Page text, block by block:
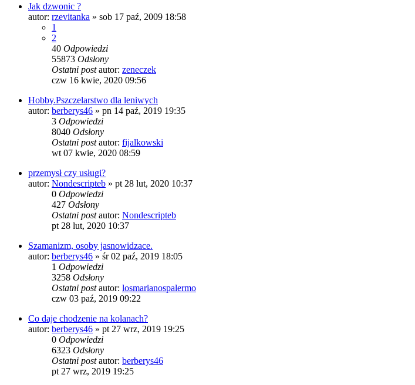
Jak dzwonic ?
autor: rzevitanka » sob 17 paź, 2009 18:58
1
2
40 Odpowiedzi
55873 Odsłony
Ostatni postautor: zeneczek
czw 16 kwie, 2020 09:56
Hobby.Pszczelarstwo dla leniwych
autor: berberys46 » pn 14 paź, 2019 19:35
3 Odpowiedzi
8040 Odsłony
Ostatni postautor: fijalkowski
wt 07 kwie, 2020 08:59
przemysł czy usługi?
autor: Nondescripteb » pt 28 lut, 2020 10:37
0 Odpowiedzi
427 Odsłony
Ostatni postautor: Nondescripteb
pt 28 lut, 2020 10:37
Szamanizm, osoby jasnowidzace.
autor: berberys46 » śr 02 paź, 2019 18:05
1 Odpowiedzi
3258 Odsłony
Ostatni postautor: losmarianospalermo
czw 03 paź, 2019 09:22
Co daje chodzenie na kolanach?
autor: berberys46 » pt 27 wrz, 2019 19:25
0 Odpowiedzi
6323 Odsłony
Ostatni postautor: berberys46
pt 27 wrz, 2019 19:25